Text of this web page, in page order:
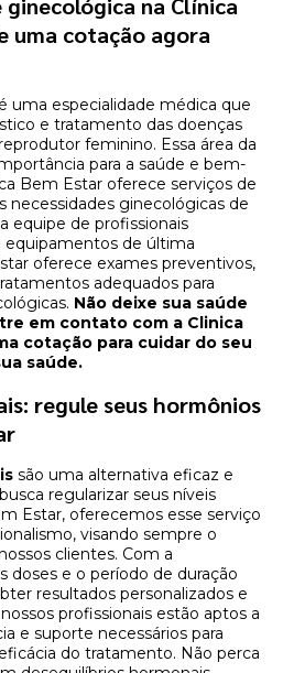
uma cotação agora
é uma especialidade médica que
e tratamento das doenças
feminino. Essa área da
para a saúde e bem-
Bem Estar oferece serviços de
necessidades ginecológicas de
equipe de profissionais
de última
oferece exames preventivos,
adequados para
Não deixe sua saúde
em contato com a Clinica
cotação para cuidar do seu
saúde.
regule seus hormônios
são uma alternativa eficaz e
regularizar seus níveis
Estar, oferecemos esse serviço
visando sempre o
clientes. Com a
doses e o período de duração
resultados personalizados e
profissionais estão aptos a
e suporte necessários para
do tratamento. Não perca